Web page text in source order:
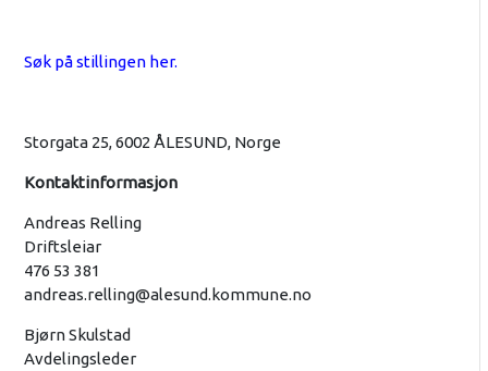
Søk på stillingen her.
Storgata 25, 6002 ÅLESUND, Norge
Kontaktinformasjon
Andreas Relling
Driftsleiar
476 53 381
andreas.relling@alesund.kommune.no
Bjørn Skulstad
Avdelingsleder